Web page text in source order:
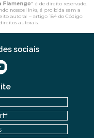
Flamengo" é de direito reservado.
nossos links, é proibida sem a
autoral – artigo 184 do Código
autorais.
sociais